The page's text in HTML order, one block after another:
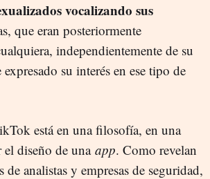
vocalizando sus
que eran posteriormente
independientemente de su
su interés en ese tipo de
está en una filosofía, en una
el diseño de una app. Como revelan
analistas y empresas de seguridad,